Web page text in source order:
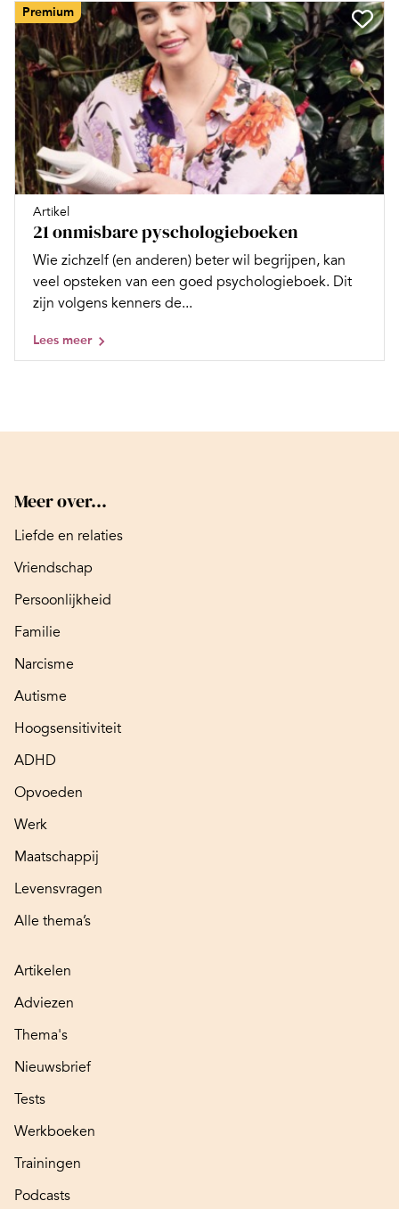
Premium
Artikel
21 onmisbare pyschologieboeken
Wie zichzelf (en anderen) beter wil begrijpen, kan
veel opsteken van een goed psychologieboek. Dit
zijn volgens kenners de...
Lees meer
Meer over...
Liefde en relaties
Vriendschap
Persoonlijkheid
Familie
Narcisme
Autisme
Hoogsensitiviteit
ADHD
Opvoeden
Werk
Maatschappij
Levensvragen
Alle thema’s
Artikelen
Adviezen
Thema's
Nieuwsbrief
Tests
Werkboeken
Trainingen
Podcasts